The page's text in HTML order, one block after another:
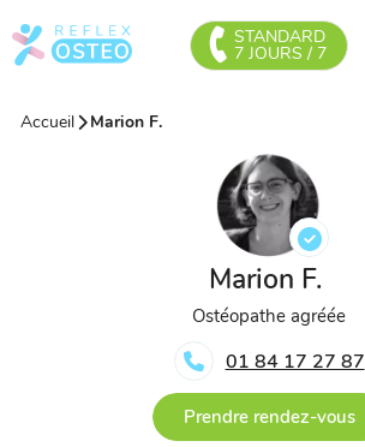
STANDARD
7 JOURS / 7
Accueil Marion F.
Marion F.
Ostéopathe agréée
01 84 17 27 87
Prendre rendez-vous